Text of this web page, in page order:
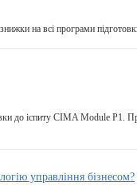
на всі програми
до іспиту CIMA Module Р1.
управління бізнесом?